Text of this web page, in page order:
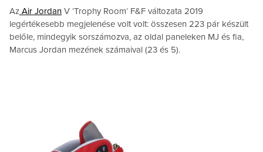
Az Air Jordan V ‘Trophy Room‘ F&F változata 2019
legértékesebb megjelenése volt volt: összesen 223 pár készült
belőle, mindegyik sorszámozva, az oldal paneleken MJ és fia,
Marcus Jordan mezének számaival (23 és 5).